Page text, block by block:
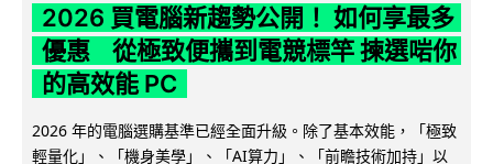
2026 買電腦新趨勢公開！ 如何享最多
優惠 從極致便攜到電競標竿 揀選啱你
的高效能 PC
2026 年的電腦選購基準已經全面升級。除了基本效能，「極致
輕量化」、「機身美學」、「AI算力」、「前瞻技術加持」以